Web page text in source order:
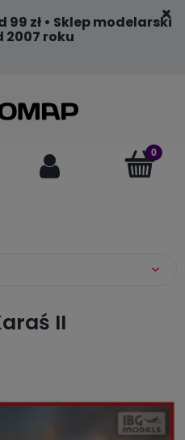
zł • Sklep modelarski
2007 roku
II